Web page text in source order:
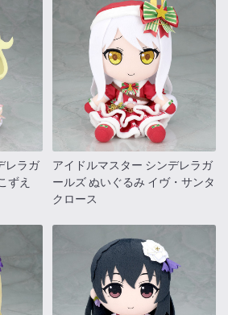
レラガ
ずえ
アイドルマスター シンデレラガ
ールズ ぬいぐるみ イヴ・サンタ
クロース